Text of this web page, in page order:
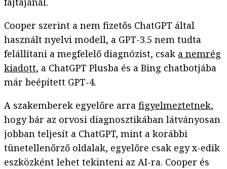
Cooper szerint a nem fizetős ChatGPT által
használt nyelvi modell, a GPT-3.5 nem tudta
felállítani a megfelelő diagnózist, csak a nemrég
kiadott, a ChatGPT Plusba és a Bing chatbotjába
már beépített GPT-4.
A szakemberek egyelőre arra figyelmeztetnek,
hogy bár az orvosi diagnosztikában látványosan
jobban teljesít a ChatGPT, mint a korábbi
tünetellenőrző oldalak, egyelőre csak egy x-edik
eszközként lehet tekinteni az AI-ra. Cooper és